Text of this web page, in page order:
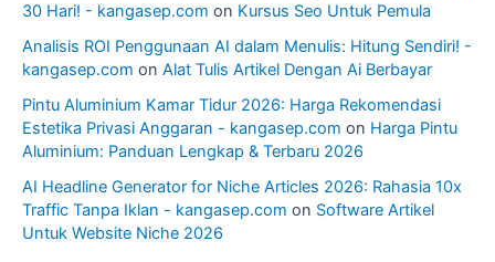
30 Hari! - kangasep.com on Kursus Seo Untuk Pemula
Analisis ROI Penggunaan AI dalam Menulis: Hitung Sendiri! -
kangasep.com on Alat Tulis Artikel Dengan Ai Berbayar
Pintu Aluminium Kamar Tidur 2026: Harga Rekomendasi
Estetika Privasi Anggaran - kangasep.com on Harga Pintu
Aluminium: Panduan Lengkap & Terbaru 2026
AI Headline Generator for Niche Articles 2026: Rahasia 10x
Traffic Tanpa Iklan - kangasep.com on Software Artikel
Untuk Website Niche 2026